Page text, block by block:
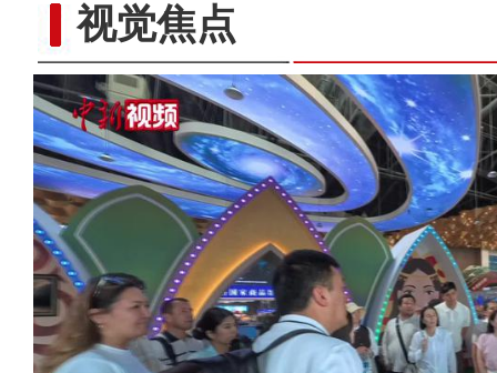
视觉焦点新疆军区某团组织炮兵分